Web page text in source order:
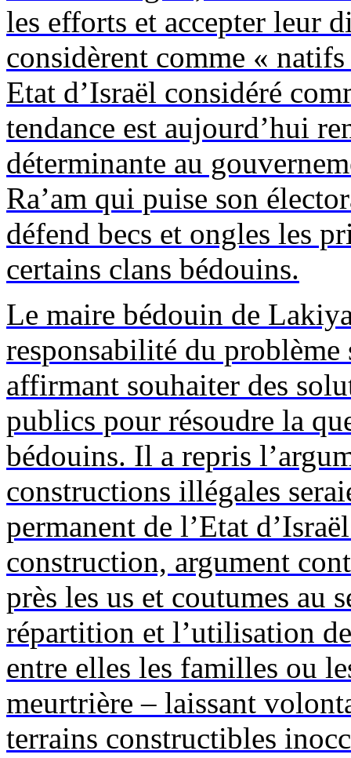
les efforts et accepter leur
considèrent comme «
Etat d’Israël considéré
tendance est aujourd’hui
déterminante au
Ra’am qui puise son
défend becs et ongles les
certains clans bédouins.
Le maire bédouin de
responsabilité du problème
affirmant souhaiter des
publics pour résoudre la
bédouins. Il a repris
constructions illégales
permanent de l’Etat
construction, argument
près les us et coutumes au
répartition et l’utilisation
entre elles les familles ou
meurtrière – laissant
terrains constructibles